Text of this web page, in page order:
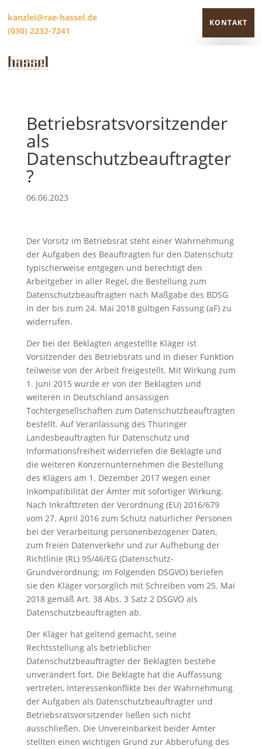
kanzlei@rae-hassel.de
(030) 2232-7241
KONTAKT
Betriebsratsvorsitzender
als
Datenschutzbeauftragter
?
06.06.2023
Der Vorsitz im Betriebsrat steht einer Wahrnehmung
der Aufgaben des Beauftragten für den Datenschutz
typischerweise entgegen und berechtigt den
Arbeitgeber in aller Regel, die Bestellung zum
Datenschutzbeauftragten nach Maßgabe des BDSG
in der bis zum 24. Mai 2018 gültigen Fassung (aF) zu
widerrufen.
Der bei der Beklagten angestellte Kläger ist
Vorsitzender des Betriebsrats und in dieser Funktion
teilweise von der Arbeit freigestellt. Mit Wirkung zum
1. Juni 2015 wurde er von der Beklagten und
weiteren in Deutschland ansässigen
Tochtergesellschaften zum Datenschutzbeauftragten
bestellt. Auf Veranlassung des Thüringer
Landesbeauftragten für Datenschutz und
Informationsfreiheit widerriefen die Beklagte und
die weiteren Konzernunternehmen die Bestellung
des Klägers am 1. Dezember 2017 wegen einer
Inkompatibilität der Ämter mit sofortiger Wirkung.
Nach Inkrafttreten der Verordnung (EU) 2016/679
vom 27. April 2016 zum Schutz natürlicher Personen
bei der Verarbeitung personenbezogener Daten,
zum freien Datenverkehr und zur Aufhebung der
Richtlinie (RL) 95/46/EG (Datenschutz-
Grundverordnung; im Folgenden DSGVO) beriefen
sie den Kläger vorsorglich mit Schreiben vom 25. Mai
2018 gemäß Art. 38 Abs. 3 Satz 2 DSGVO als
Datenschutzbeauftragten ab.
Der Kläger hat geltend gemacht, seine
Rechtsstellung als betrieblicher
Datenschutzbeauftragter der Beklagten bestehe
unverändert fort. Die Beklagte hat die Auffassung
vertreten, Interessenkonflikte bei der Wahrnehmung
der Aufgaben als Datenschutzbeauftragter und
Betriebsratsvorsitzender ließen sich nicht
ausschließen. Die Unvereinbarkeit beider Ämter
stellten einen wichtigen Grund zur Abberufung des